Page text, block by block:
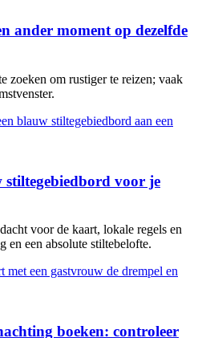
ander moment op dezelfde
zoeken om rustiger te reizen; vaak
stiltegebiedbord voor je
voor de kaart, lokale regels en
en een absolute stiltebelofte.
boeken: controleer